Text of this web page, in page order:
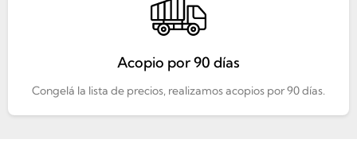
Acopio por 90 días
Congelá la lista de precios, realizamos acopios por 90 días.